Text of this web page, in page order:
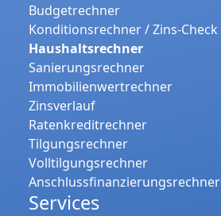
Budgetrechner
Konditionsrechner / Zins-Check
Haushaltsrechner
Sanierungsrechner
Immobilienwertrechner
Zinsverlauf
Ratenkreditrechner
Tilgungsrechner
Volltilgungsrechner
Anschlussfinanzierungsrechner
Services